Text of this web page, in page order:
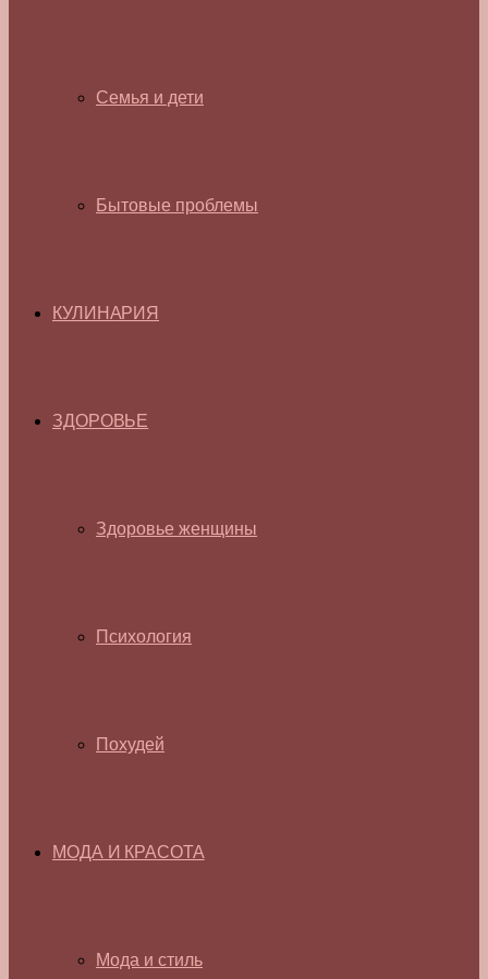
Семья и дети
Бытовые проблемы
КУЛИНАРИЯ
ЗДОРОВЬЕ
Здоровье женщины
Психология
Похудей
МОДА И КРАСОТА
Мода и стиль